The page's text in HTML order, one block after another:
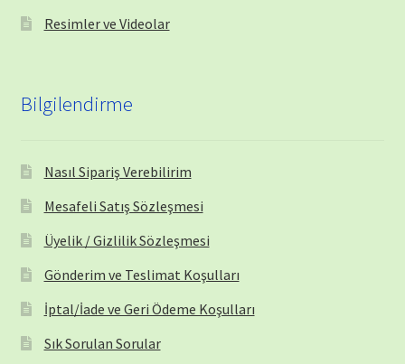
Resimler ve Videolar
Bilgilendirme
Nasıl Sipariş Verebilirim
Mesafeli Satış Sözleşmesi
Üyelik / Gizlilik Sözleşmesi
Gönderim ve Teslimat Koşulları
İptal/İade ve Geri Ödeme Koşulları
Sık Sorulan Sorular